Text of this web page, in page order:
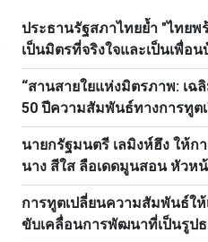
ประธานรัฐสภาไทยย้ำ "ไทยพ
เป็นมิตรที่จริงใจและเป็นเพื่อ
ไว้วางใจของเวียดนามเสมอ"
“สานสายใยแห่งมิตรภาพ: เฉ
50 ปีความสัมพันธ์ทางการทูตเ
ไทย”
นายกรัฐมนตรี เลมิงห์ฮึง ให้ก
นาง สีใส ลือเดดมูนสอน หัวห
กรรมการด้านบุคลากรส่วนก
ประชาชนปฏิวัติลาว
การทูตเปลี่ยนความสัมพันธ์ให้
ขับเคลื่อนการพัฒนาที่เป็นรูป